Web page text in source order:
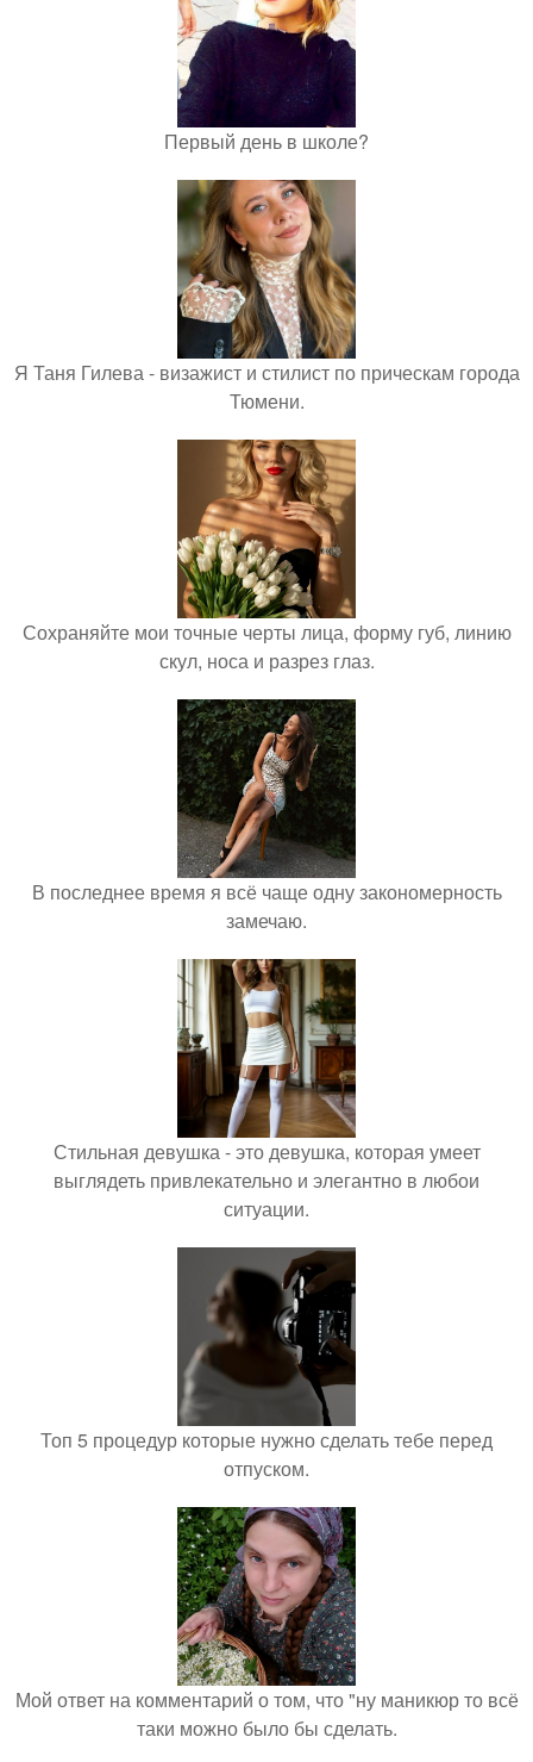
Первый день в школе?
Я Таня Гилева - визажист и стилист по прическам города
Тюмени.
Сохраняйте мои точные черты лица, форму губ, линию
скул, носа и разрез глаз.
В последнее время я всё чаще одну закономерность
замечаю.
Стильная девушка - это девушка, которая умеет
выглядеть привлекательно и элегантно в любои
ситуации.
Топ 5 процедур которые нужно сделать тебе перед
отпуском.
Мой ответ на комментарий о том, что "ну маникюр то всё
таки можно было бы сделать.